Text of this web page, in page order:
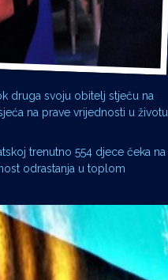
druga svoju obitelj stječu na
na prave vrijednosti u životu
trenutno 554 djece čeka na
odrastanja u toplom